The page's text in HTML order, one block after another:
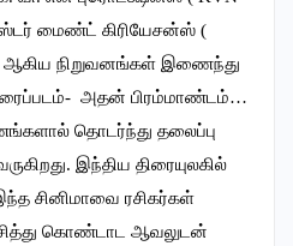
மைண்ட் கிரியேசன்ஸ் (
) ஆகிய நிறுவனங்கள் இணைந்து
அதன் பிரம்மாண்டம்…
தொடர்ந்து தலைப்பு
இந்திய திரையுலகில்
சினிமாவை ரசிகர்கள்
கொண்டாட ஆவலுடன்